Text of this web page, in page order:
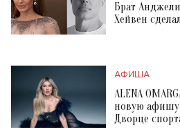
Брат
Хейвен
АФИША
ALENA
новую афишу
Дворце